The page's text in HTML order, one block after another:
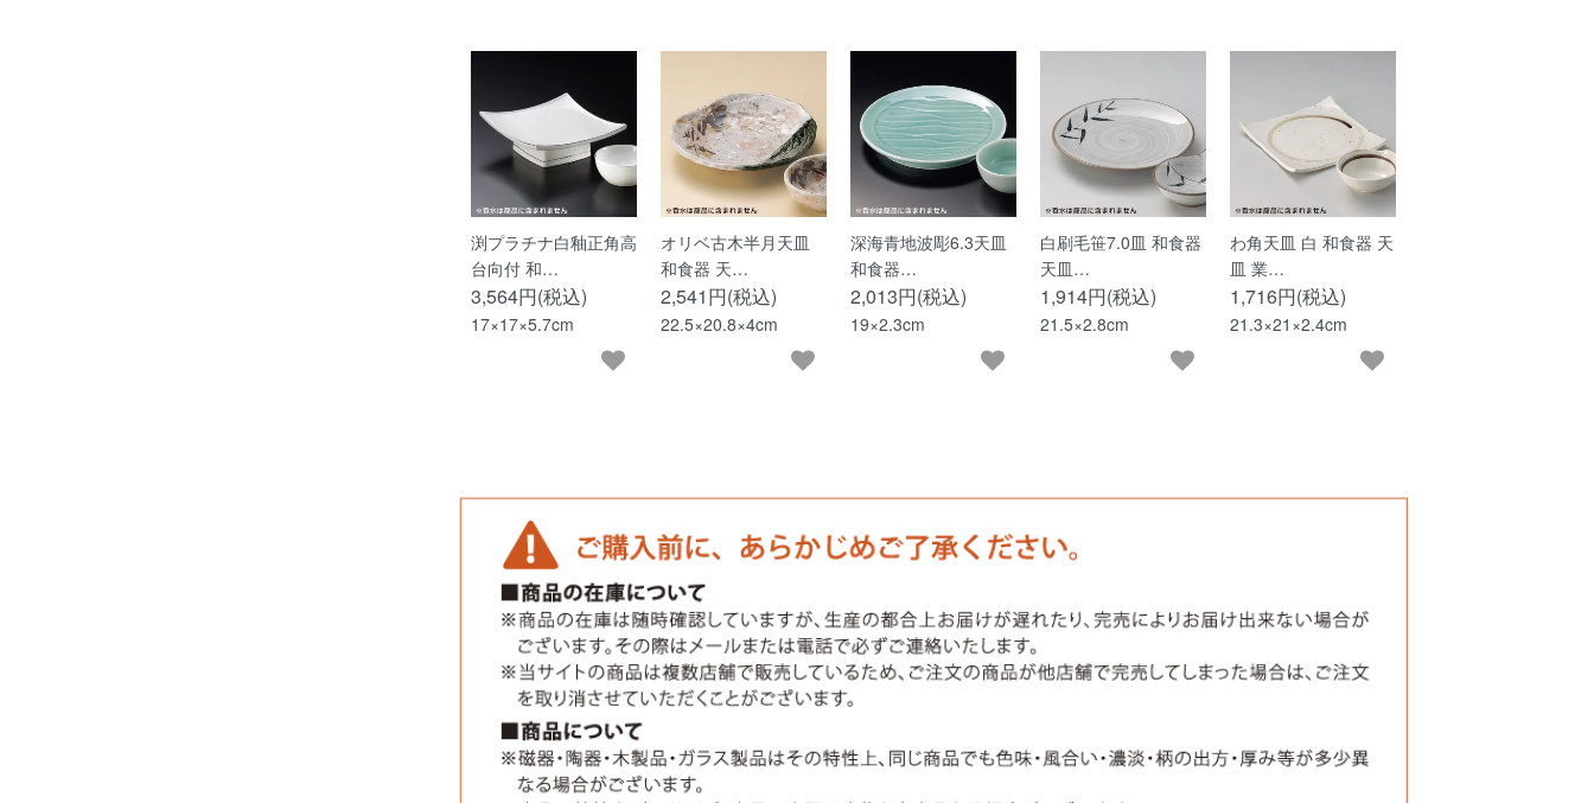
渕プラチナ白釉正角高
台向付 和…
3,564円(税込)
17×17×5.7cm
オリベ古木半月天皿
和食器 天…
2,541円(税込)
22.5×20.8×4cm
深海青地波彫6.3天皿
和食器…
2,013円(税込)
19×2.3cm
白刷毛笹7.0皿 和食器
天皿…
1,914円(税込)
21.5×2.8cm
わ角天皿 白 和食器 天
皿 業…
1,716円(税込)
21.3×21×2.4cm